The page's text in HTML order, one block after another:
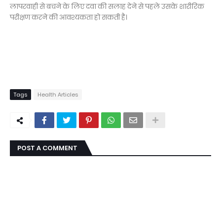
लापरवाही से बचने के लिए दवा की सलाह देने से पहले उसके शारीरिक
परीक्षण करने की आवश्यकता हो सकती है।
Tags Health Articles
POST A COMMENT